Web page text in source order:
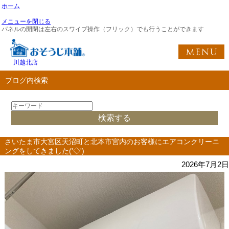
ホーム
メニューを閉じる
パネルの開閉は左右のスワイプ操作（フリック）でも行うことができます
川越北店
ブログ内検索
さいたま市大宮区天沼町と北本市宮内のお客様にエアコンクリーニ
ングをしてきました('◇')ゞ
2026年7月2日